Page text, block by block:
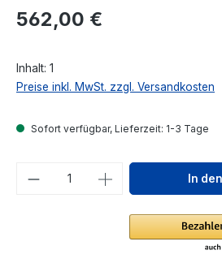
Regulärer Preis:
562,00 €
Inhalt: 1
Preise inkl. MwSt. zzgl. Versandkosten
Sofort verfügbar, Lieferzeit: 1-3 Tage
Produkt Anzahl: GibIn